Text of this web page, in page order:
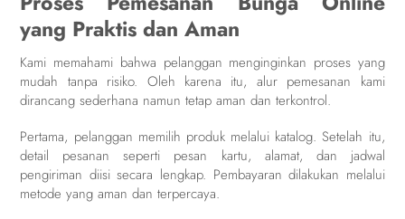
yang Praktis dan Aman
Kami memahami bahwa pelanggan menginginkan proses yang
mudah tanpa risiko. Oleh karena itu, alur pemesanan kami
dirancang sederhana namun tetap aman dan terkontrol.
Pertama, pelanggan memilih produk melalui katalog. Setelah itu,
detail pesanan seperti pesan kartu, alamat, dan jadwal
pengiriman diisi secara lengkap. Pembayaran dilakukan melalui
metode yang aman dan terpercaya.